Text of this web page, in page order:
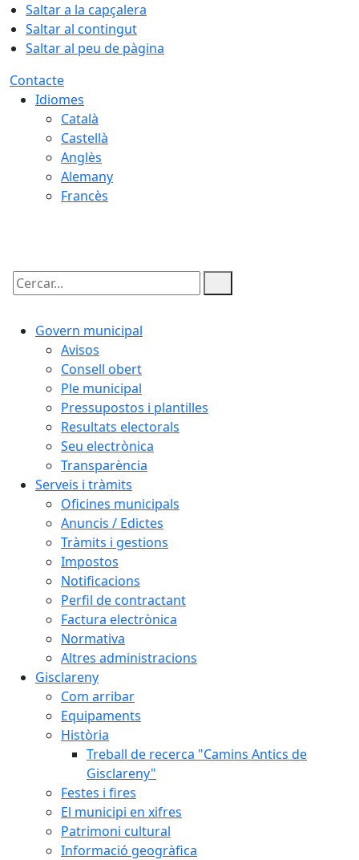
Saltar a la capçalera
Saltar al contingut
Saltar al peu de pàgina
Contacte
Idiomes
Català
Castellà
Anglès
Alemany
Francès
Cercar:
Govern municipal
Avisos
Consell obert
Ple municipal
Pressupostos i plantilles
Resultats electorals
Seu electrònica
Transparència
Serveis i tràmits
Oficines municipals
Anuncis / Edictes
Tràmits i gestions
Impostos
Notificacions
Perfil de contractant
Factura electrònica
Normativa
Altres administracions
Gisclareny
Com arribar
Equipaments
Història
Treball de recerca "Camins Antics de
Gisclareny"
Festes i fires
El municipi en xifres
Patrimoni cultural
Informació geogràfica